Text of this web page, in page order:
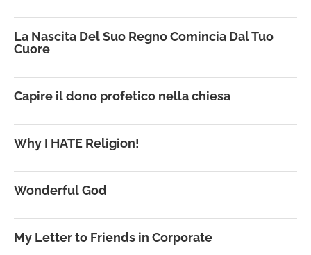
La Nascita Del Suo Regno Comincia Dal Tuo
Cuore
Capire il dono profetico nella chiesa
Why I HATE Religion!
Wonderful God
My Letter to Friends in Corporate